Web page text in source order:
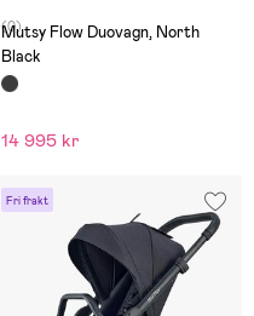
(0)
Mutsy Flow Duovagn, North
Black
14 995 kr
Fri frakt